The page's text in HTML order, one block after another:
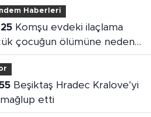
Haberleri
Komşu evdeki ilaçlama
çocuğun ölümüne neden
Beşiktaş Hradec Kralove’yi
mağlup etti